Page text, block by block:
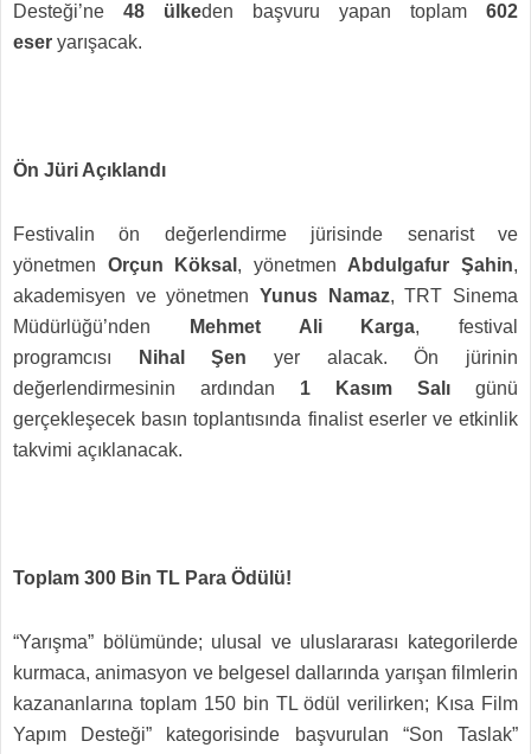
Desteği’ne 48 ülkeden başvuru yapan toplam 602
eser yarışacak.
Ön Jüri Açıklandı
Festivalin ön değerlendirme jürisinde senarist ve
yönetmen Orçun Köksal , yönetmen Abdulgafur Şahin,
akademisyen ve yönetmen Yunus Namaz, TRT Sinema
Müdürlüğü’nden
Mehmet Ali Karga, festival
programcısı
Nihal Şen yer alacak. Ön jürinin
değerlendirmesinin ardından 1 Kasım Salı günü
gerçekleşecek basın toplantısında finalist eserler ve etkinlik
takvimi açıklanacak.
Toplam 300 Bin TL Para Ödülü!
“Yarışma” bölümünde; ulusal ve uluslararası kategorilerde
kurmaca, animasyon ve belgesel dallarında yarışan filmlerin
kazananlarına toplam 150 bin TL ödül verilirken; Kısa Film
Yapım Desteği” kategorisinde başvurulan “Son Taslak”